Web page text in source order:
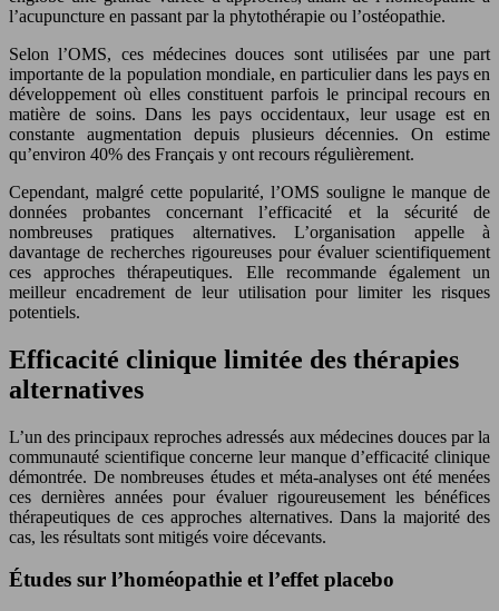
l’acupuncture en passant par la phytothérapie ou l’ostéopathie.
Selon l’OMS, ces médecines douces sont utilisées par une part
importante de la population mondiale, en particulier dans les pays en
développement où elles constituent parfois le principal recours en
matière de soins. Dans les pays occidentaux, leur usage est en
constante augmentation depuis plusieurs décennies. On estime
qu’environ 40% des Français y ont recours régulièrement.
Cependant, malgré cette popularité, l’OMS souligne le manque de
données probantes concernant l’efficacité et la sécurité de
nombreuses pratiques alternatives. L’organisation appelle à
davantage de recherches rigoureuses pour évaluer scientifiquement
ces approches thérapeutiques. Elle recommande également un
meilleur encadrement de leur utilisation pour limiter les risques
potentiels.
Efficacité clinique limitée des thérapies
alternatives
L’un des principaux reproches adressés aux médecines douces par la
communauté scientifique concerne leur manque d’efficacité clinique
démontrée. De nombreuses études et méta-analyses ont été menées
ces dernières années pour évaluer rigoureusement les bénéfices
thérapeutiques de ces approches alternatives. Dans la majorité des
cas, les résultats sont mitigés voire décevants.
Études sur l’homéopathie et l’effet placebo